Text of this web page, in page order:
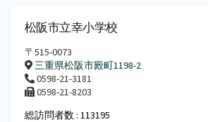
松阪市立幸小学校
〒515-0073
三重県松阪市殿町1198-2
0598-21-3181
0598-21-8203
総訪問者数 : 113195